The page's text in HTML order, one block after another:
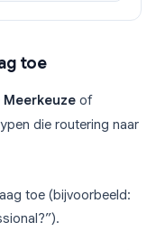
toe
Meerkeuze of
die routering naar
toe (bijvoorbeeld: